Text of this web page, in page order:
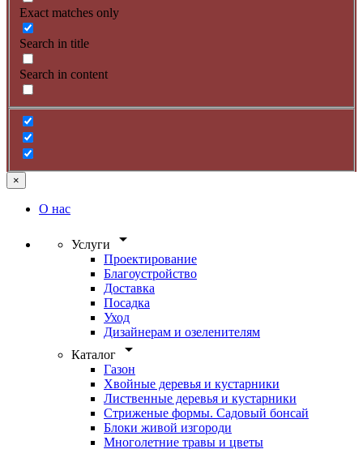
Exact matches only
Search in title
Search in content
×
О нас
Услуги arrow_drop_down
Проектирование
Благоустройство
Доставка
Посадка
Уход
Дизайнерам и озеленителям
Каталог
arrow_drop_down
Газон
Хвойные деревья и кустарники
Лиственные деревья и кустарники
Стриженые формы. Садовый бонсай
Блоки живой изгороди
Многолетние травы и цветы